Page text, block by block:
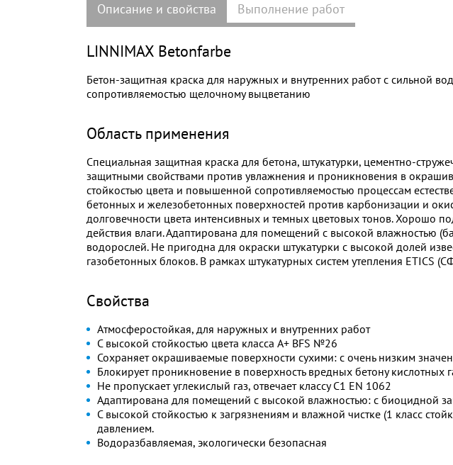
Описание и свойства Выполнение работ
LINNIMAX Betonfarbe
Бетон-защитная краска для наружных и внутренних работ с сильной
сопротивляемостью щелочному выцветанию
Область применения
Специальная защитная краска для бетона, штукатурки, цементно-
защитными свойствами против увлажнения и проникновения в
стойкостью цвета и повышенной сопротивляемостью процессам
бетонных и железобетонных поверхностей против карбонизации и
долговечности цвета интенсивных и темных цветовых тонов. Хорошо
действия влаги. Адаптирована для помещений с высокой влажностью
водорослей. Не пригодна для окраски штукатурки с высокой долей
газобетонных блоков. В рамках штукатурных систем утепления ETICS
Свойства
Атмосферостойкая, для наружных и внутренних работ
С высокой стойкостью цвета класса A+ BFS №26
Сохраняет окрашиваемые поверхности сухими: с очень низким
Блокирует проникновение в поверхность вредных бетону
Не пропускает углекислый газ, отвечает классу С1 EN 1062
Адаптирована для помещений с высокой влажностью: с биоцидной
С высокой стойкостью к загрязнениям и влажной чистке (1 класс
давлением.
Водоразбавляемая, экологически безопасная